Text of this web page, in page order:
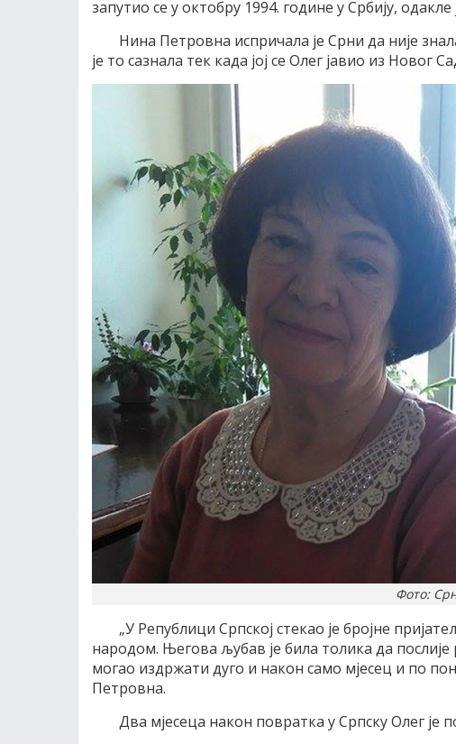
запутио се у октобру 1994. године у Србију,
Нина Петровна испричала је Срни да није
је то сазнала тек када јој се Олег јавио из Новог
Фото:
„У Републици Српској стекао је бројне
народом. Његова љубав је била толика да послије
могао издржати дуго и након само мјесец и по
Петровна.
Два мјесеца након повратка у Српску Олег је